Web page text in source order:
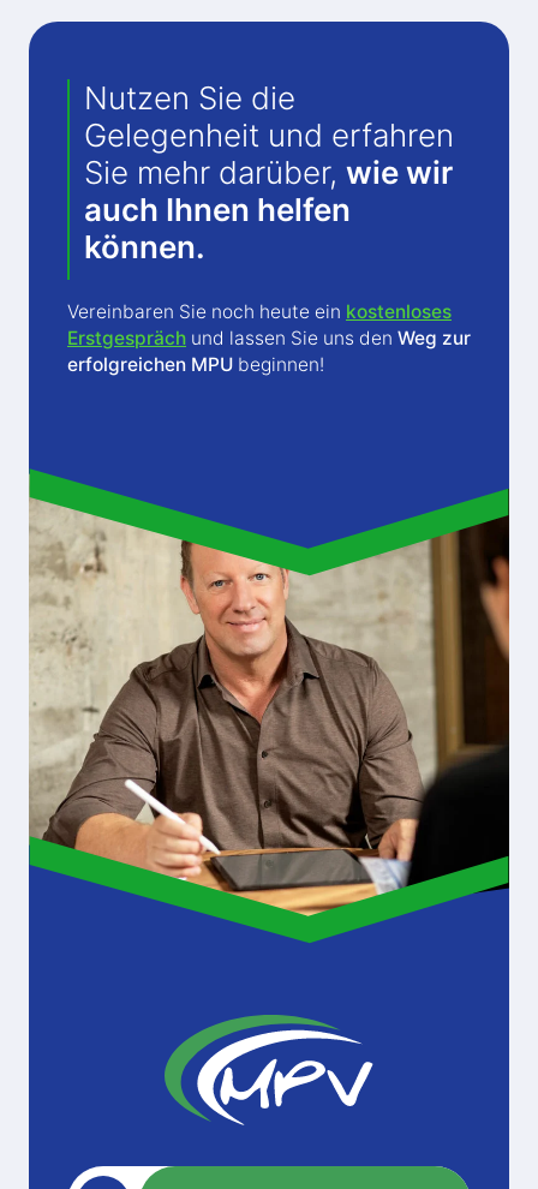
Nutzen Sie die
Gelegenheit und erfahren
Sie mehr darüber, wie wir
auch Ihnen helfen
können.
Vereinbaren Sie noch heute ein kostenloses
Erstgespräch und lassen Sie uns den Weg zur
erfolgreichen MPU beginnen!